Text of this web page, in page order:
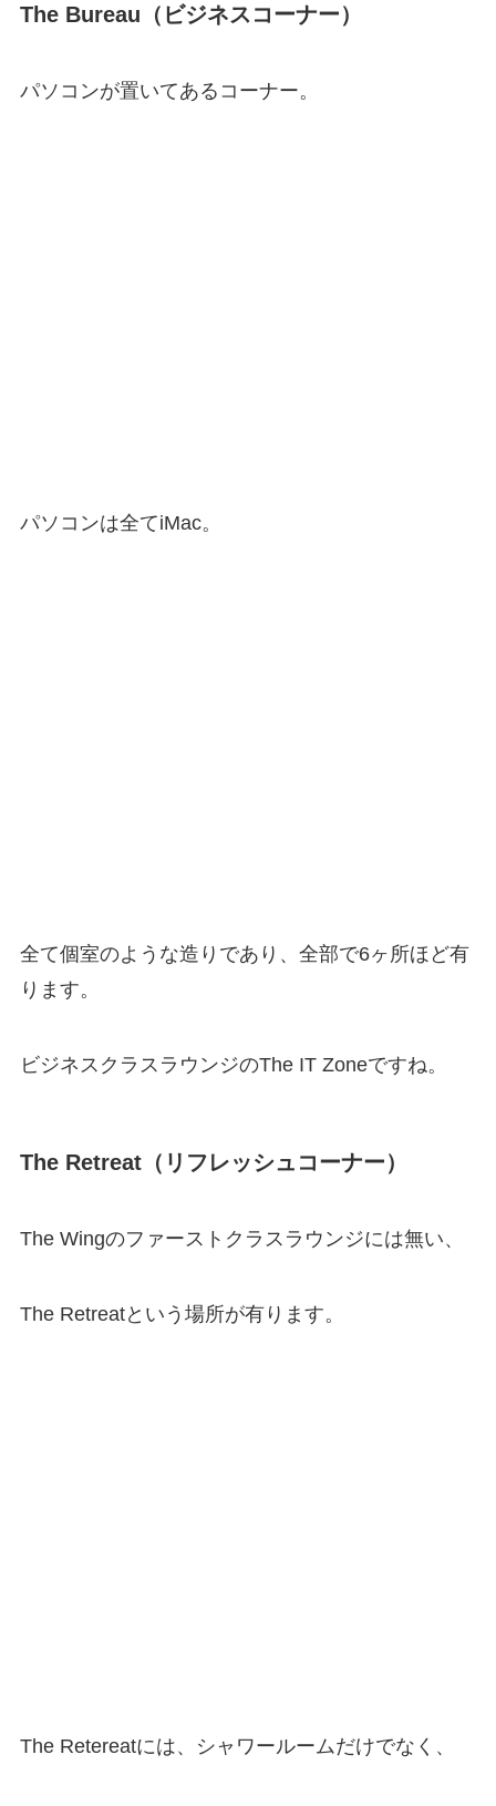
The Bureau（ビジネスコーナー）
パソコンが置いてあるコーナー。
パソコンは全てiMac。
全て個室のような造りであり、全部で6ヶ所ほど有
ります。
ビジネスクラスラウンジのThe IT Zoneですね。
The Retreat（リフレッシュコーナー）
The Wingのファーストクラスラウンジには無い、
The Retreatという場所が有ります。
The Retereatには、シャワールームだけでなく、